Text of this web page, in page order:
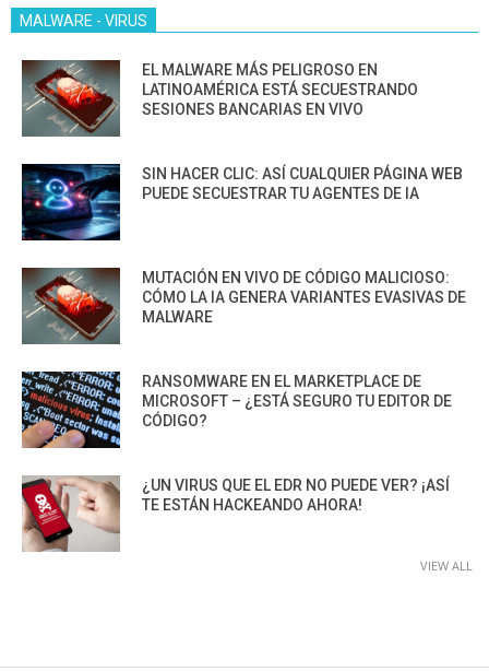
MALWARE - VIRUS
EL MALWARE MÁS PELIGROSO EN
LATINOAMÉRICA ESTÁ SECUESTRANDO
SESIONES BANCARIAS EN VIVO
SIN HACER CLIC: ASÍ CUALQUIER PÁGINA WEB
PUEDE SECUESTRAR TU AGENTES DE IA
MUTACIÓN EN VIVO DE CÓDIGO MALICIOSO:
CÓMO LA IA GENERA VARIANTES EVASIVAS DE
MALWARE
RANSOMWARE EN EL MARKETPLACE DE
MICROSOFT – ¿ESTÁ SEGURO TU EDITOR DE
CÓDIGO?
¿UN VIRUS QUE EL EDR NO PUEDE VER? ¡ASÍ
TE ESTÁN HACKEANDO AHORA!
VIEW ALL